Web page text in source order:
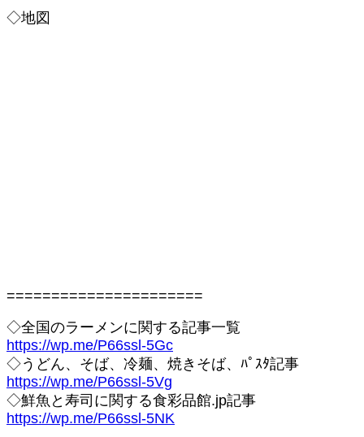
◇地図
======================
◇全国のラーメンに関する記事一覧
https://wp.me/P66ssl-5Gc
◇うどん、そば、冷麺、焼きそば、ﾊﾟｽﾀ記事
https://wp.me/P66ssl-5Vg
◇鮮魚と寿司に関する食彩品館.jp記事
https://wp.me/P66ssl-5NK